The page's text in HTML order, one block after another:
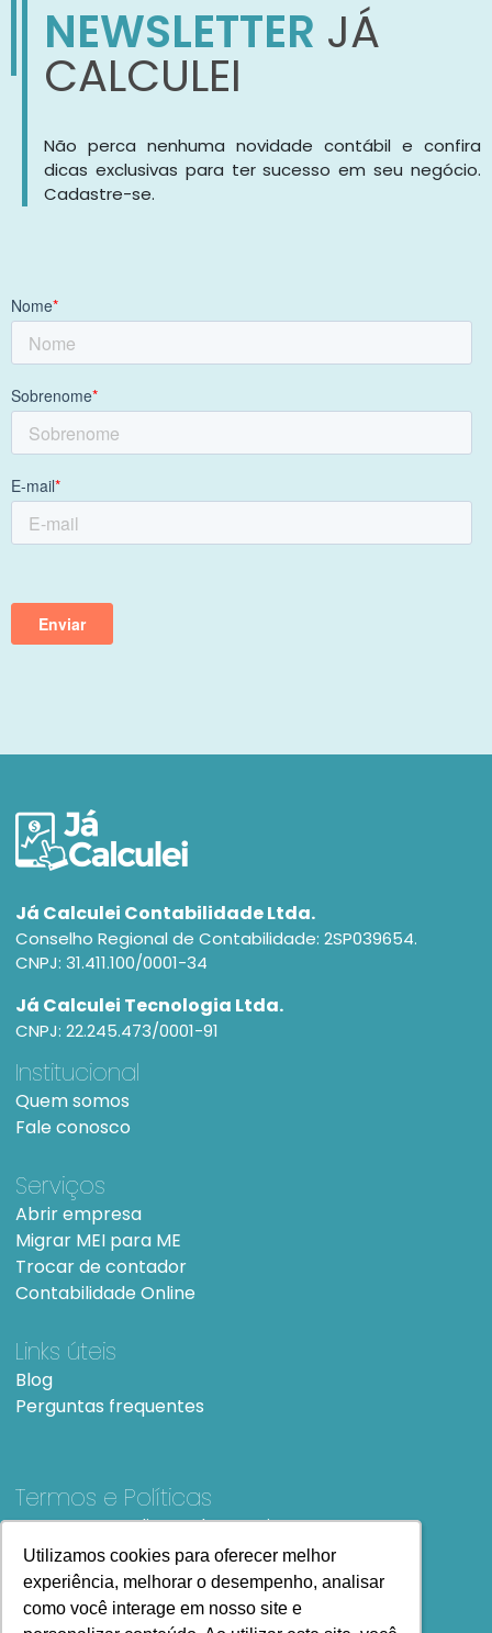
Utilizamos cookies para oferecer melhor
experiência, melhorar o desempenho, analisar
como você interage em nosso site e
Utilizamos cookies para oferecer melhor
experiência, melhorar o desempenho, analisar
como você interage em nosso site e
NEWSLETTER JÁ
CALCULEI
Não perca nenhuma novidade contábil e confira
dicas exclusivas para ter sucesso em seu negócio.
Cadastre-se.
Já Calculei Contabilidade Ltda.
Conselho Regional de Contabilidade: 2SP039654.
CNPJ: 31.411.100/0001-34
Já Calculei Tecnologia Ltda.
CNPJ: 22.245.473/0001-91
Institucional
Quem somos
Fale conosco
Serviços
Abrir empresa
Migrar MEI para ME
Trocar de contador
Contabilidade Online
Links úteis
Blog
Perguntas frequentes
Termos e Políticas
Termos e condições de UsoSiteMap